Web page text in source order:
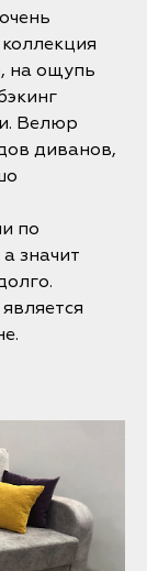
на ощупь
Велюр
диванов,
по
значит